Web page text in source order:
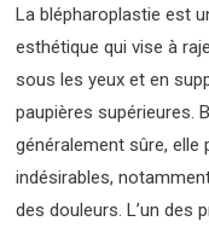
La blépharoplastie est
esthétique qui vise à
sous les yeux et en
paupières supérieures.
généralement sûre,
indésirables,
des douleurs. L’un des